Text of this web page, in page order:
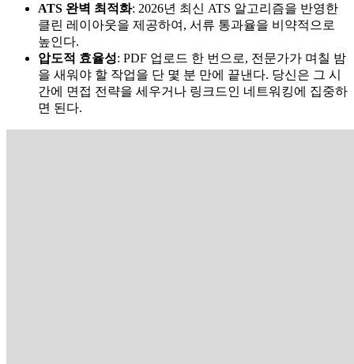
ATS 완벽 최적화: 2026년 최신 ATS 알고리즘을 반영한
클린 레이아웃을 제공하여, 서류 통과율을 비약적으로
높인다.
압도적 효율성: PDF 업로드 한 번으로, 전문가가 며칠 밤
을 새워야 할 작업을 단 몇 분 만에 끝낸다. 당신은 그 시
간에 면접 전략을 세우거나 링크드인 네트워킹에 집중하
면 된다.